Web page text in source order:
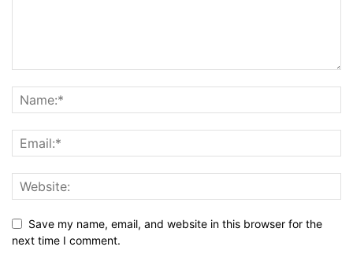
Save my name, email, and website in this browser for the
next time I comment.